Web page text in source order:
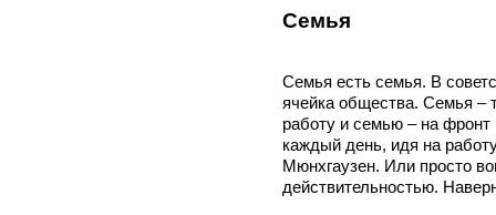
Семья
Семья есть семья. В
ячейка общества. Семья –
работу и семью – на фронт
каждый день, идя на
Мюнхгаузен. Или просто
действительностью.